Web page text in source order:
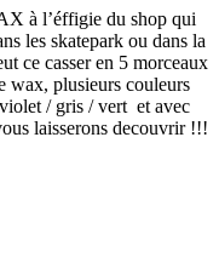
à l’éffigie du shop qui
les skatepark ou dans la
ce casser en 5 morceaux
wax, plusieurs couleurs
/ gris / vert et avec
laisserons decouvrir !!!